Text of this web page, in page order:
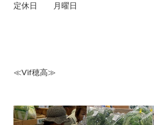
定休日 月曜日
≪Vif穂高≫